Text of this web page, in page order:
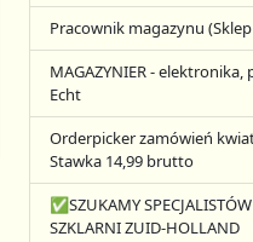
Pracownik magazynu
MAGAZYNIER -
Echt
Orderpicker zamówień
Stawka 14,99 brutto
✅SZUKAMY
SZKLARNI ZUID-HOLLAND